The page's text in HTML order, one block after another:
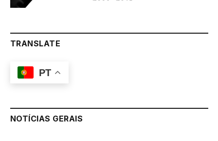
TRANSLATE
PT
NOTÍCIAS GERAIS